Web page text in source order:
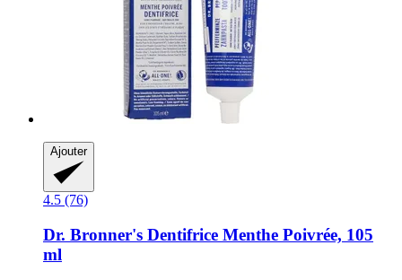
Ajouter
4.5 (76)
Dr. Bronner's Dentifrice Menthe Poivrée, 105
ml